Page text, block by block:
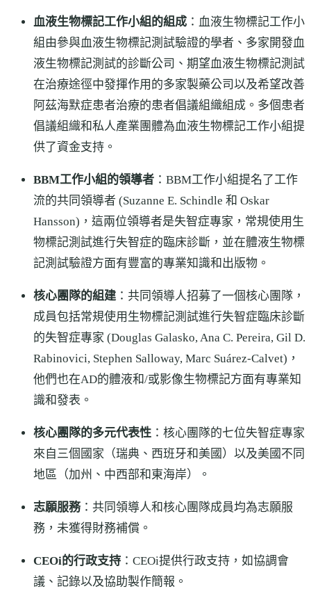
血液生物標記工作小組的組成 ：血液生物標記工作小
組由參與血液生物標記測試驗證的學者、多家開發血
液生物標記測試的診斷公司、期望血液生物標記測試
在治療途徑中發揮作用的多家製藥公司以及希望改善
阿茲海默症患者治療的患者倡議組織組成。多個患者
倡議組織和私人產業團體為血液生物標記工作小組提
供了資金支持。
BBM工作小組的領導者 ：BBM工作小組提名了工作
流的共同領導者 (Suzanne E. Schindle 和 Oskar
Hansson)，這兩位領導者是失智症專家，常規使用生
物標記測試進行失智症的臨床診斷，並在體液生物標
記測試驗證方面有豐富的專業知識和出版物。
核心團隊的組建 ：共同領導人招募了一個核心團隊，
成員包括常規使用生物標記測試進行失智症臨床診斷
的失智症專家 (Douglas Galasko, Ana C. Pereira, Gil D.
Rabinovici, Stephen Salloway, Marc Suárez-Calvet)，
他們也在AD的體液和/或影像生物標記方面有專業知
識和發表。
核心團隊的多元代表性 ：核心團隊的七位失智症專家
來自三個國家（瑞典、西班牙和美國）以及美國不同
地區（加州、中西部和東海岸）。
志願服務：共同領導人和核心團隊成員均為志願服
務，未獲得財務補償。
CEOi的行政支持 ：CEOi提供行政支持，如協調會
議、記錄以及協助製作簡報。